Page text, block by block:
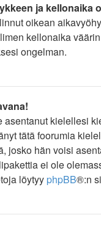
ja kellonaika
oikean
kellonaika
ongelman.
asentanut kielellesi
tätä foorumia
josko hän voisi
ei ole
löytyy phpBB®:n